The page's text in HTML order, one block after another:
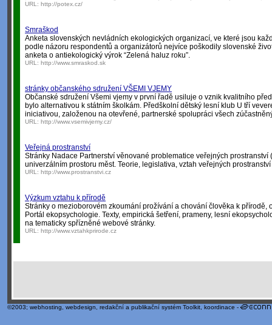
URL: http://potex.cz/
Smraškod
Anketa slovenských nevládních ekologických organizací, ve které jsou
podle názoru respondentů a organizátorů nejvíce poškodily slovenské
anketa o antiekologický výrok “Zelená haluz roku”.
URL: http://www.smraskod.sk
stránky občanského sdružení VŠEMI VJEMY
Občanské sdružení Všemi vjemy v první řadě usiluje o vznik kvalitního
bylo alternativou k státním školkám. Předškolní dětský lesní klub U tří
iniciativou, založenou na otevřené, partnerské spolupráci všech
URL: http://www.vsemivjemy.cz/
Veřejná prostranství
Stránky Nadace Partnerství věnované problematice veřejných prostranství
univerzálním prostoru měst. Teorie, legislativa, vztah veřejných
URL: http://www.prostranstvi.cz
Výzkum vztahu k přírodě
Stránky o mezioborovém zkoumání prožívání a chování člověka k přírodě,
Portál ekopsychologie. Texty, empirická šetření, prameny, lesní
na tematicky spřízněné webové stránky.
URL: http://www.vztahkprirode.cz
©2003; webhosting webdesign redakční a publikační systém Toolkit , koordinace -